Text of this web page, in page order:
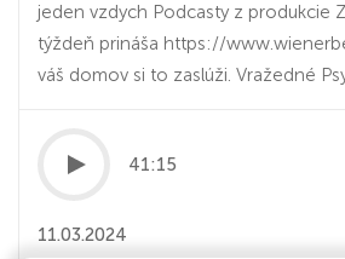
jeden vzdych Podcasty z produkcie
týždeň prináša https://
váš domov si to zaslúži. Vražedné
41:15
11.03.2024